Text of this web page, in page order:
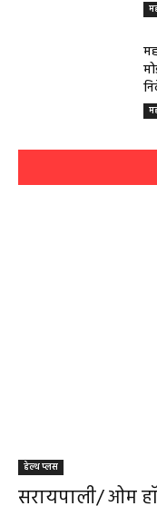
हेल्थ प्लस
सरायपाली/ ओम